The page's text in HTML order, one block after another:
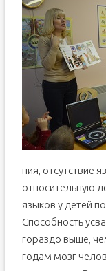
ния, отсутствие
относительную
языков у детей
Способность
гораздо выше,
годам мозг